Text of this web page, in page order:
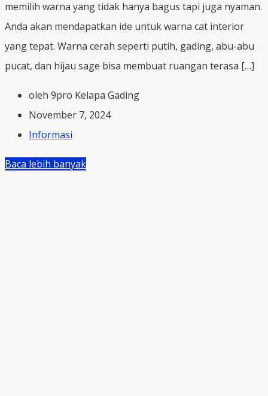
memilih warna yang tidak hanya bagus tapi juga nyaman.
Anda akan mendapatkan ide untuk warna cat interior
yang tepat. Warna cerah seperti putih, gading, abu-abu
pucat, dan hijau sage bisa membuat ruangan terasa […]
oleh 9pro Kelapa Gading
November 7, 2024
Informasi
Baca lebih banyak